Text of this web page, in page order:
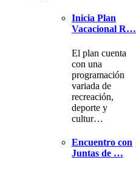
Inicia Plan
Vacacional R…
El plan cuenta
con una
programación
variada de
recreación,
deporte y
cultur…
Encuentro con
Juntas de …